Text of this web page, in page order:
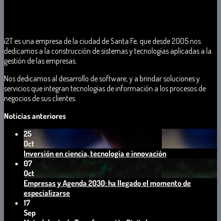
i2Tesuna empresa dela ciudad deSanta Fe, que desde 2005 nos
dedicamos a la construcción desistemasytecnologías aplicadas a la
gestión delas empresas
Nos dedicamos al desarrollo desoftware, y a brindarsoluciones y
servicios queintegran tecnologíasdeinformación a los procesos de
negociosdesusclientes
Noticias anteriores
25
Oct
Inversión en ciencia, tecnología e innovaciónNo
comentarios
en
07
Oct
Empresas y Agenda 2030: ha llegado el momento de
especializarseNo
17
Sep